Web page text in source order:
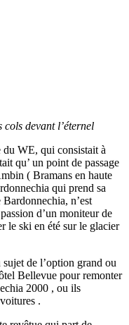
devant l’éternel
du WE, qui consistait à
qu’ un point de passage
( Bramans en haute
qui prend sa
n’est
d’un moniteur de
le ski en été sur le glacier
de l’option grand ou
Bellevue pour remonter
2000 , ou ils
.